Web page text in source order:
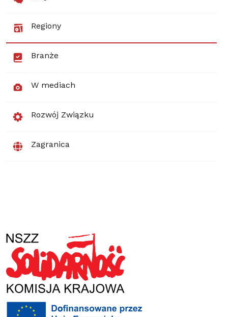
Regiony
Branże
W mediach
Rozwój Związku
Zagranica